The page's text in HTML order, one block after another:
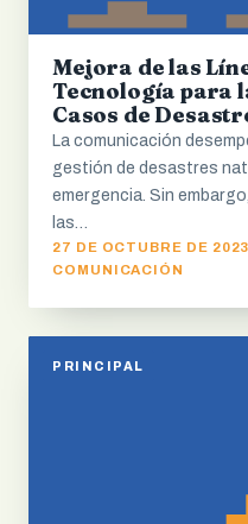
Mejora de las
Tecnología para
Casos de
La comunicación
gestión de desastres
emergencia. Sin
las…
27 DE OCTUBRE DE
COMUNICACIÓN
PRINCIPAL